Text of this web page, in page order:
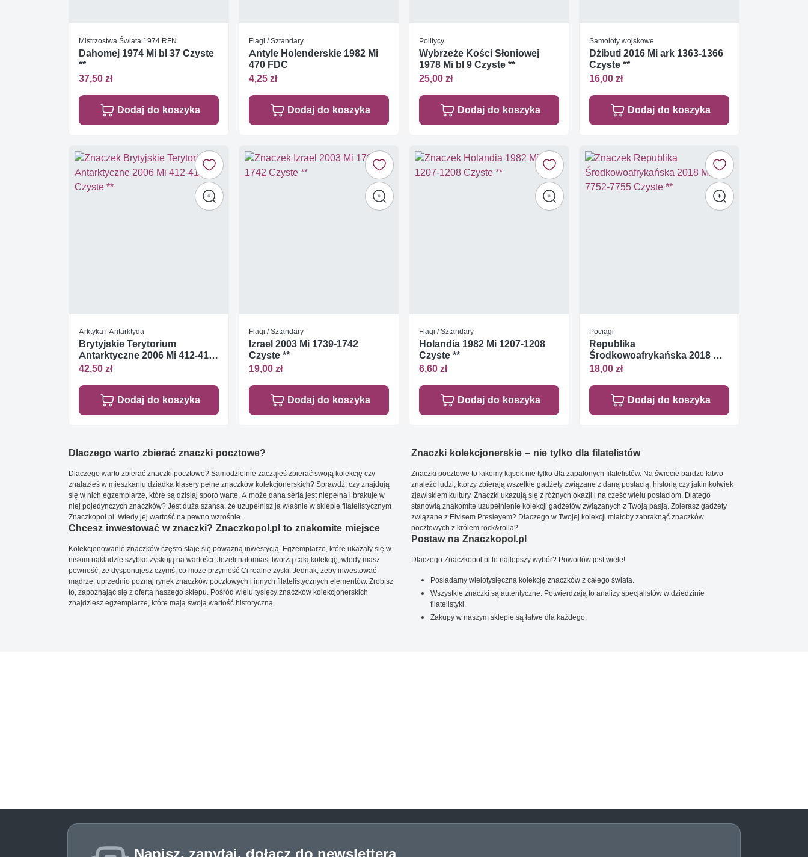
Mistrzostwa Świata 1974 RFN
Dahomej 1974 Mi bl 37 Czyste
**
37,50 zł
Dodaj do koszyka
Flagi / Sztandary
Antyle Holenderskie 1982 Mi
470 FDC
4,25 zł
Dodaj do koszyka
Politycy
Wybrzeże Kości Słoniowej
1978 Mi bl 9 Czyste **
25,00 zł
Dodaj do koszyka
Samoloty wojskowe
Dżibuti 2016 Mi ark 1363-1366
Czyste **
16,00 zł
Dodaj do koszyka
Arktyka i Antarktyda
Brytyjskie Terytorium
Antarktyczne 2006 Mi 412-415
Czyste **
42,50 zł
Dodaj do koszyka
Flagi / Sztandary
Izrael 2003 Mi 1739-1742
Czyste **
19,00 zł
Dodaj do koszyka
Flagi / Sztandary
Holandia 1982 Mi 1207-1208
Czyste **
6,60 zł
Dodaj do koszyka
Pociągi
Republika
Środkowoafrykańska 2018 Mi
ark 7752-7755 Czyste **
18,00 zł
Dodaj do koszyka
Dlaczego warto zbierać znaczki pocztowe?
Dlaczego warto zbierać znaczki pocztowe? Samodzielnie zacząłeś zbierać swoją kolekcję czy
znalazłeś w mieszkaniu dziadka klasery pełne znaczków kolekcjonerskich? Sprawdź, czy znajdują
się w nich egzemplarze, które są dzisiaj sporo warte. A może dana seria jest niepełna i brakuje w
niej pojedynczych znaczków? Jest duża szansa, że uzupełnisz ją właśnie w sklepie filatelistycznym
Znaczkopol.pl. Wtedy jej wartość na pewno wzrośnie.
Chcesz inwestować w znaczki? Znaczkopol.pl to znakomite miejsce
Kolekcjonowanie znaczków często staje się poważną inwestycją. Egzemplarze, które ukazały się w
niskim nakładzie szybko zyskują na wartości. Jeżeli natomiast tworzą całą kolekcję, wtedy masz
pewność, że dysponujesz czymś, co może przynieść Ci realne zyski. Jednak, żeby inwestować
mądrze, uprzednio poznaj rynek znaczków pocztowych i innych filatelistycznych elementów. Zrobisz
to, zapoznając się z ofertą naszego sklepu. Pośród wielu tysięcy znaczków kolekcjonerskich
znajdziesz egzemplarze, które mają swoją wartość historyczną.
Znaczki kolekcjonerskie – nie tylko dla filatelistów
Znaczki pocztowe to łakomy kąsek nie tylko dla zapalonych filatelistów. Na świecie bardzo łatwo
znaleźć ludzi, którzy zbierają wszelkie gadżety związane z daną postacią, historią czy jakimkolwiek
zjawiskiem kultury. Znaczki ukazują się z różnych okazji i na cześć wielu postaciom. Dlatego
stanowią znakomite uzupełnienie kolekcji gadżetów związanych z Twoją pasją. Zbierasz gadżety
związane z Elvisem Presleyem? Dlaczego w Twojej kolekcji miałoby zabraknąć znaczków
pocztowych z królem rock&rolla?
Postaw na Znaczkopol.pl
Dlaczego Znaczkopol.pl to najlepszy wybór? Powodów jest wiele!
Posiadamy wielotysięczną kolekcję znaczków z całego świata.
Wszystkie znaczki są autentyczne. Potwierdzają to analizy specjalistów w dziedzinie
filatelistyki.
Zakupy w naszym sklepie są łatwe dla każdego.